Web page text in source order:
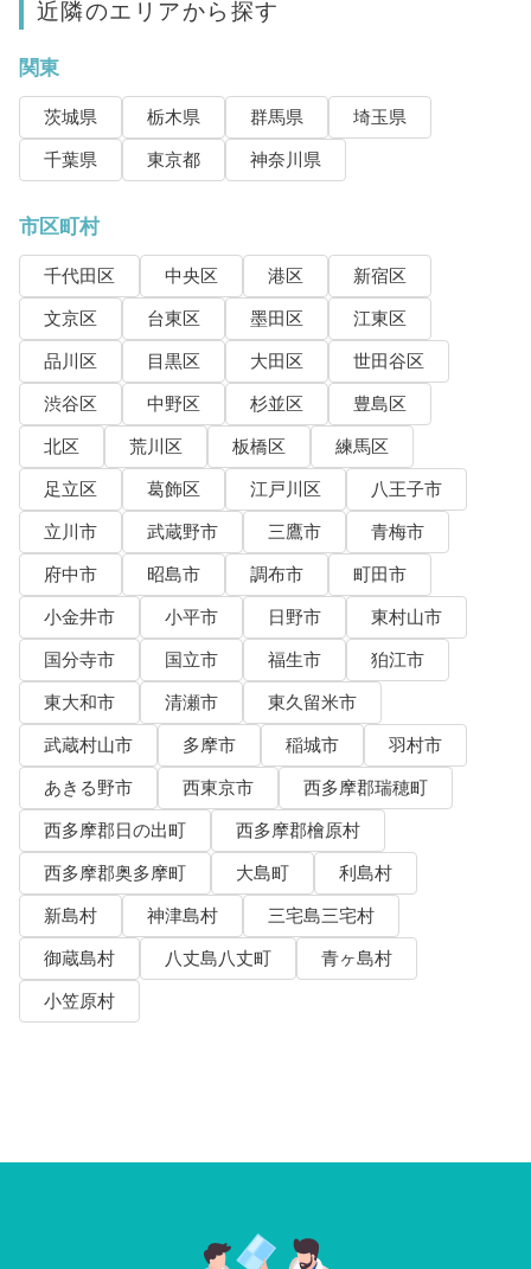
近隣のエリアから探す
関東
茨城県 栃木県 群馬県
埼玉県
千葉県
東京都 神奈川県
市区町村
千代田区 中央区 港区
新宿区
文京区
台東区 墨田区
江東区
品川区
目黒区 大田区
世田谷区
渋谷区
中野区 杉並区
豊島区
北区
荒川区 板橋区
練馬区
足立区
葛飾区 江戸川区
八王子市
立川市
武蔵野市 三鷹市
青梅市
府中市
昭島市 調布市
町田市
小金井市
小平市 日野市
東村山市
国分寺市
国立市 福生市
狛江市
東大和市
清瀬市
東久留米市
武蔵村山市
多摩市 稲城市
羽村市
あきる野市
西東京市
西多摩郡瑞穂町
西多摩郡日の出町
西多摩郡檜原村
西多摩郡奥多摩町
大島町
利島村
新島村
神津島村
三宅島三宅村
御蔵島村
八丈島八丈町
青ヶ島村
小笠原村